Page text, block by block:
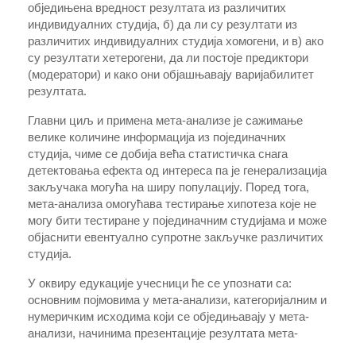
обједињена вредност резултата из различитих
индивидуалних студија, б) да ли су резултати из
различитих индивидуалних студија хомогени, и в) ако
су резултати хетерогени, да ли постоје предиктори
(модератори) и како они објашњавају варијабилитет
резултата.
Главни циљ и примена мета-анализе је сажимање
велике количине информација из појединачних
студија, чиме се добија већа статистичка снага
детектовања ефекта од интереса па је генерализација
закључака могућа на ширу популацију. Поред тога,
мета-анализа омогућава тестирање хипотеза које не
могу бити тестиране у појединачним студијама и може
објаснити евентуално супротне закључке различитих
студија.
У оквиру едукације учесници ће се упознати са:
основним појмовима у мета-анализи, категоријалним и
нумеричким исходима који се обједињавају у мета-
анализи, начинима презентације резултата мета-